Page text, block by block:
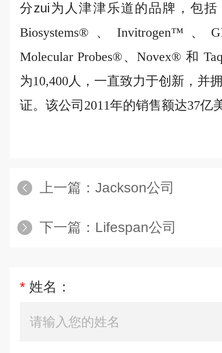
分zui为人津津乐道的品牌，包括
Biosystems® 、 Invitrogen™、
Molecular Probes®、Novex® 和
为10,400人，一直致力于创新，并
证。该公司 2011年的销售额达37亿
上一篇： Jackson公司
下一篇： Lifespan公司
* 姓名：